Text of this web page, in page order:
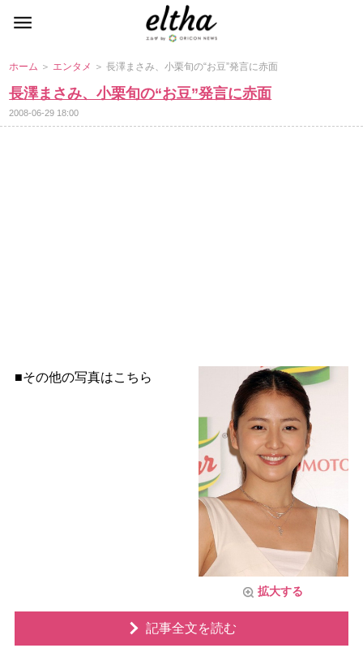
ホーム ＞ エンタメ ＞ 長澤まさみ、小栗旬の“お豆”発言に赤面
長澤まさみ、小栗旬の“お豆”発言に赤面
2008-06-29 18:00
拡大する
■その他の写真はこちら
記事全文を読む